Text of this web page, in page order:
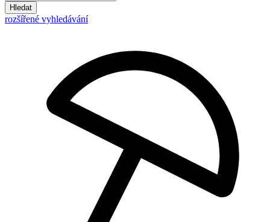
Hledat
rozšířené vyhledávání